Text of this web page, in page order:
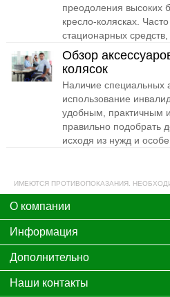
преодоления высоких
кресло-колясках.
стационарных
Обзор
колясок
Наличие специальных
использование
удобным, практичным
правильно подобрать
исходя из нужд и
ИМЕЮТСЯ ПРОТИВОПОКАЗАНИЯ.
О компании
Информация
Дополнительно
Наши контакты